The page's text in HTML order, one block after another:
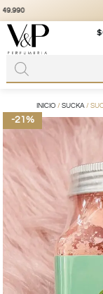
$
INICIO / SUCKA/
-21%